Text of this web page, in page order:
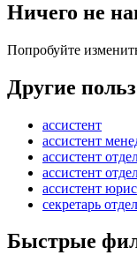
Ничего не
Попробуйте
Другие
ассистент
ассистент
ассистент
ассистент
ассистент
секретарь
Быстрые